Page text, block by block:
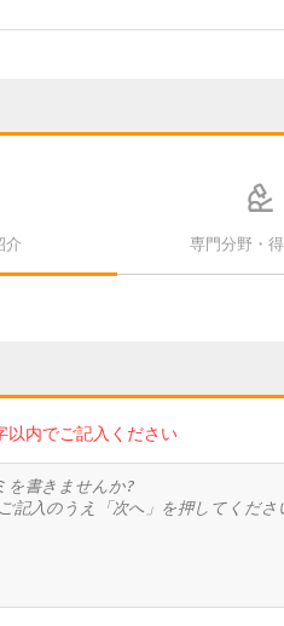
介 専門分野・
内でご記入ください